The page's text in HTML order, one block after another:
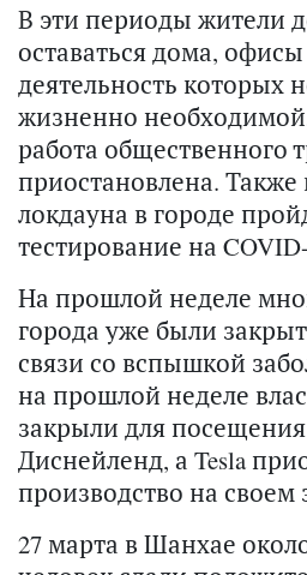
В эти периоды жители
оставаться дома,
деятельность которых
жизненно
работа общественного
приостановлена. Также
локдауна в городе
тестирование на
На прошлой неделе
города уже были
связи со вспышкой
на прошлой неделе
закрыли для
Диснейленд, а Tesla
производство на своем
27 марта в Шанхае